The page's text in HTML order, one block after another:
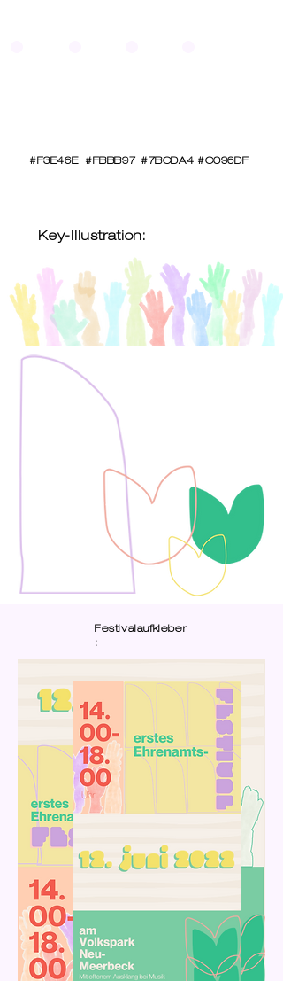
#F3E46E #FBBB97 #7BCDA4 #C096DF
Key-Illustration:
Festivalaufkleber
: